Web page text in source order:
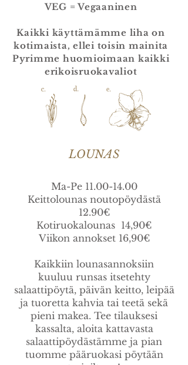
VEG = Vegaaninen
Kaikki käyttämämme liha on
kotimaista, ellei toisin mainita
Pyrimme huomioimaan kaikki
erikoisruokavaliot
LOUNAS
Ma-Pe 11.00-14.00
Keittolounas noutopöydästä
12.90€
Kotiruokalounas 14,90€
Viikon annokset 16,90€
Kaikkiin lounasannoksiin
kuuluurunsas itsetehty
salaattipöytä, päivän keitto, leipää
ja tuoretta kahvia tai teetä sekä
pieni makea. Tee tilauksesi
kassalta, aloita kattavasta
salaattipöydästämme ja pian
tuomme pääruokasi pöytään